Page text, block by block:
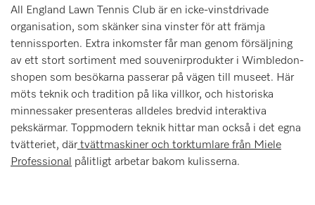
All England Lawn Tennis Club är en icke-vinstdrivade
organisation, som skänker sina vinster för att främja
tennissporten. Extra inkomster får man genom försäljning
av ett stort sortiment med souvenirprodukter i Wimbledon-
shopen som besökarna passerar på vägen till museet. Här
möts teknik och tradition på lika villkor, och historiska
minnessaker presenteras alldeles bredvid interaktiva
pekskärmar. Toppmodern teknik hittar man också i det egna
tvätteriet, därtvättmaskiner och torktumlare från Miele
Professional pålitligt arbetar bakom kulisserna.